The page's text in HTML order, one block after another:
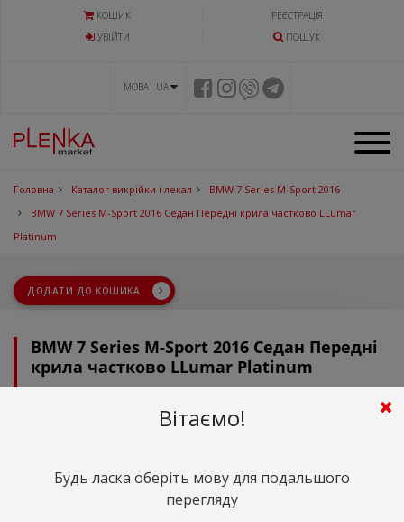
КОШИК
РЕЄСТРАЦІЯ
УВIЙТИ
ПОШУК
МОВА UA
Головна Каталог викрійки і лекал
BMW 7 Series M-Sport 2016
BMW 7 Series M-Sport 2016 Седан Передні крила частково LLumar
Platinum
ДОДАТИ ДО КОШИКА
BMW 7 Series M-Sport 2016 Седан Передні
крила частково LLumar Platinum
грн.($11.57)
Вітаємо!
Будь ласка оберіть мову для подальшого
перегляду